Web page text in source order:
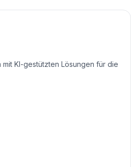
KI-gestützten Lösungen für die